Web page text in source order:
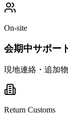
On-site
会期中サポー
現地連絡・追加
Return Customs